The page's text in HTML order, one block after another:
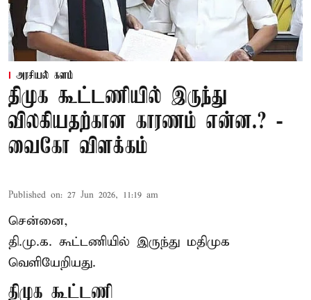
அரசியல் களம்
திமுக கூட்டணியில் இருந்து
விலகியதற்கான காரணம் என்ன.? -
வைகோ விளக்கம்
Published on: 27 Jun 2026, 11:19 am
சென்னை,
தி.மு.க. கூட்டணியில் இருந்து மதிமுக
வெளியேறியது.
திமுக கூட்டணி